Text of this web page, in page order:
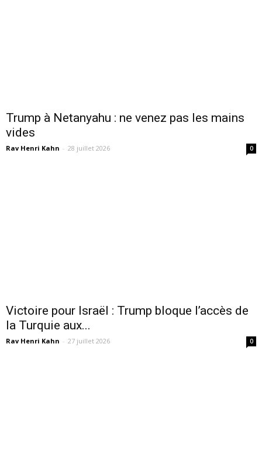
Trump à Netanyahu : ne venez pas les mains
vides
Rav Henri Kahn - 28 juillet 2026 0
Victoire pour Israël : Trump bloque l’accès de
la Turquie aux...
Rav Henri Kahn - 27 juillet 2026 0